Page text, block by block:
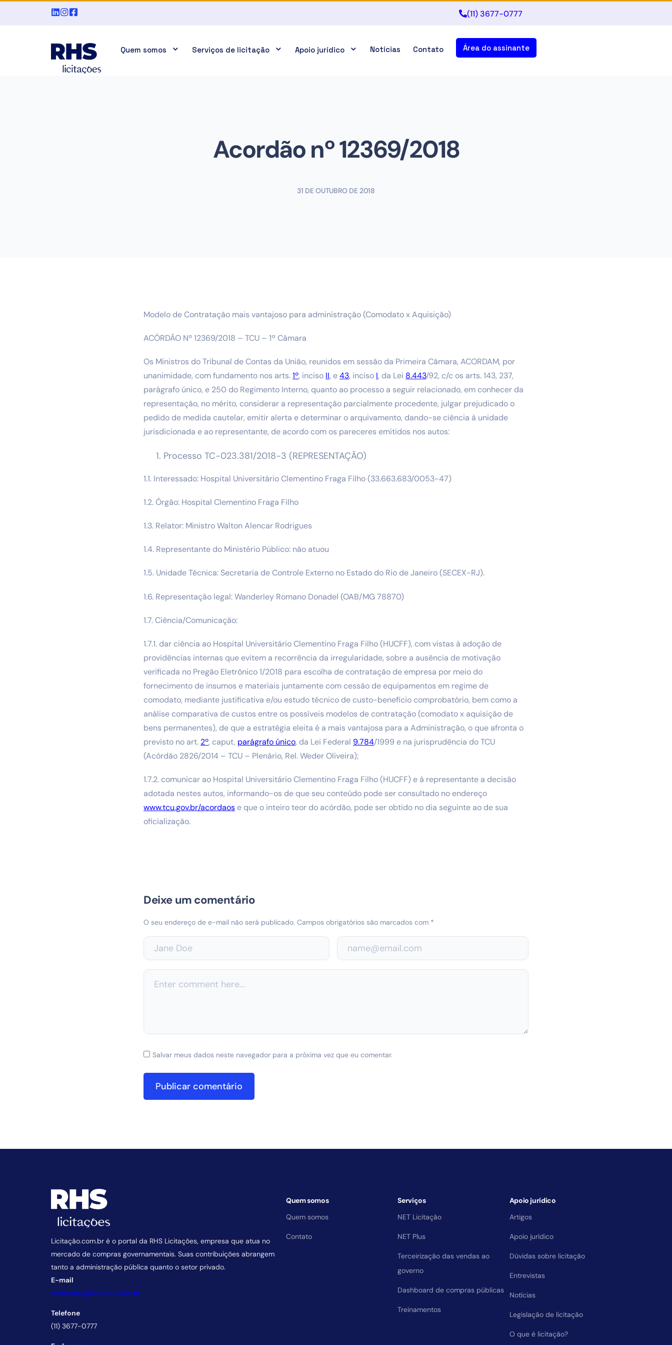
(11) 3677-0777
Quem somos Serviços de licitação Apoio jurídico Notícias Contato Área do assinante
Acordão nº 12369/2018
31 DE OUTUBRO DE 2018
Modelo de Contratação mais vantajoso para administração (Comodato x Aquisição)
ACÓRDÃO Nº 12369/2018 – TCU – 1ª Câmara
Os Ministros do Tribunal de Contas da União, reunidos em sessão da Primeira Câmara, ACORDAM, por
unanimidade, com fundamento nos arts.1º, inciso II, e43, inciso I, da Lei 8.443/92, c/c os arts. 143, 237,
parágrafo único, e 250 do Regimento Interno, quanto ao processo a seguir relacionado, em conhecer da
representação, no mérito, considerar a representação parcialmente procedente, julgar prejudicado o
pedido de medida cautelar, emitir alerta e determinar o arquivamento, dando-se ciência à unidade
jurisdicionada e ao representante, de acordo com os pareceres emitidos nos autos:
Processo TC-023.381/2018-3 (REPRESENTAÇÃO)
1.1. Interessado: Hospital Universitário Clementino Fraga Filho (33.663.683/0053-47)
1.2. Órgão: Hospital Clementino Fraga Filho
1.3. Relator: Ministro Walton Alencar Rodrigues
1.4. Representante do Ministério Público: não atuou
1.5. Unidade Técnica: Secretaria de Controle Externo no Estado do Rio de Janeiro (SECEX-RJ).
1.6. Representação legal: Wanderley Romano Donadel (OAB/MG 78870)
1.7. Ciência/Comunicação:
1.7.1. dar ciência ao Hospital Universitário Clementino Fraga Filho (HUCFF), com vistas à adoção de
providências internas que evitem a recorrência da irregularidade, sobre a ausência de motivação
verificada no Pregão Eletrônico 1/2018 para escolha de contratação de empresa por meio do
fornecimento de insumos e materiais juntamente com cessão de equipamentos em regime de
comodato, mediante justificativa e/ou estudo técnico de custo-benefício comprobatório, bem como a
análise comparativa de custos entre os possíveis modelos de contratação (comodato x aquisição de
bens permanentes), de que a estratégia eleita é a mais vantajosa para a Administração, o que afronta o
previsto no art. 2º, caput, parágrafo único, da Lei Federal 9.784/1999 e na jurisprudência do TCU
(Acórdão 2826/2014 – TCU – Plenário, Rel. Weder Oliveira);
1.7.2. comunicar ao Hospital Universitário Clementino Fraga Filho (HUCFF) e à representante a decisão
adotada nestes autos, informando-os de que seu conteúdo pode ser consultado no endereço
www.tcu.gov.br/acordaos e que o inteiro teor do acórdão, pode ser obtido no dia seguinte ao de sua
oficialização.
Deixe um comentário
O seu endereço de e-mail não será publicado. Campos obrigatórios são marcados com *
Salvar meus dados neste navegador para a próxima vez que eu comentar.
Licitação.com.br é o portal da RHS Licitações, empresa que atua no
mercado de compras governamentais. Suas contribuições abrangem
tanto a administração pública quanto o setor privado.
E-mail
comercial@licitacao.com.br
Telefone
(11) 3677-0777
Quem somos
Quem somos
Contato
Serviços
NET Licitação
NET Plus
Terceirização das vendas ao
governo
Dashboard de compras públicas
Treinamentos
Apoio jurídico
Artigos
Apoio jurídico
Dúvidas sobre licitação
Entrevistas
Notícias
Legislação de licitação
O que é licitação?